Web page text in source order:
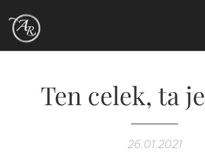
Ten celek, ta
26.01.2021